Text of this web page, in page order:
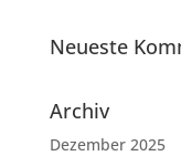
Neueste
Archiv
Dezember 2025